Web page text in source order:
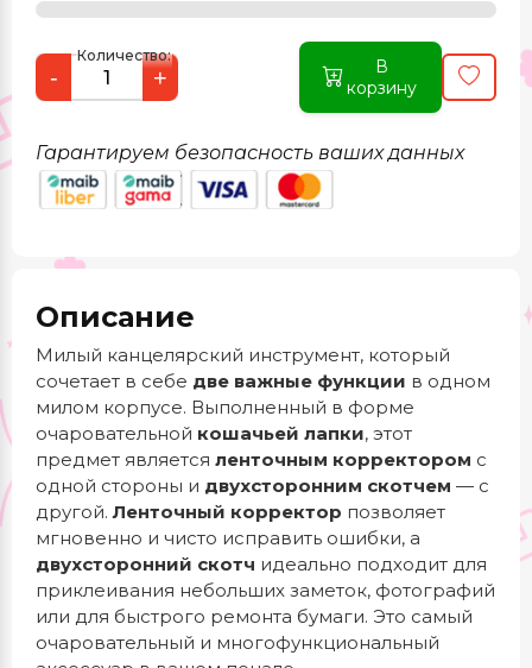
Количество:
- +
В
корзину
Гарантируем безопасность ваших данных
Описание
Милый канцелярский инструмент, который
сочетает в себе две важные функции в одном
милом корпусе. Выполненный в форме
очаровательной кошачьей лапки, этот
предмет является ленточным корректором с
одной стороны и двухсторонним скотчем — с
другой.Ленточный корректор позволяет
мгновенно и чисто исправить ошибки, а
двухсторонний скотч идеально подходит для
приклеивания небольших заметок, фотографий
или для быстрого ремонта бумаги. Это самый
очаровательный и многофункциональный